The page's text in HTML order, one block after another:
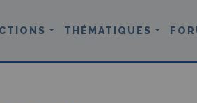
THÉMATIQUES